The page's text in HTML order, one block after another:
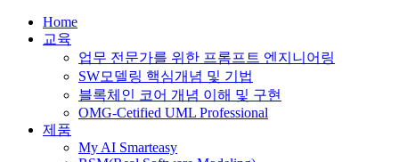
Home
교육
업무 전문가를 위한 프롬프트 엔지니어링
SW모델링 핵심개념 및 기법
블록체인 코어 개념 이해 및 구현
OMG-Cetified UML Professional
제품
My AI Smarteasy